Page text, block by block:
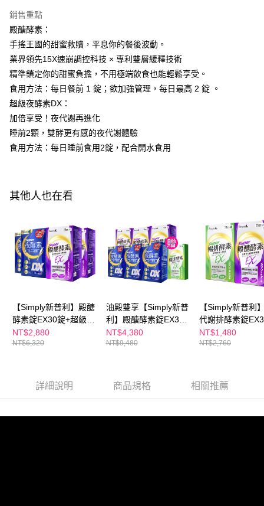
購買商品的店家。未經商家同意取消之訂單仍視為有效，需透過AFTEE先享
後付繳納相關費用。
是否繳費成功／繳費後需取消欲退款等相關疑問，請聯繫「AFTEE先享後付
客戶支援中心」https://netprotections.freshdesk.com/support/home
【注意事項】
１．透過由恩沛科技股份有限公司提供之「AFTEE先享後付」服務完成之交
易，需依本服務之必要範圍內提供個人資料，並將交易相關給付款項請求債
權轉讓予恩沛科技股份有限公司。
２．關於個人資料處理事宜，請瀏覽以下網址：
https://aftee.tw/terms/#terms3
３．未成年的使用者請事先徵得法定代理人或監護人之同意方可使用
請求用戶進行身份認證。
每筆NT$100，滿NT$600(含以上)免運費
付款後萊爾富取貨
每筆NT$100，滿NT$600(含以上)免運費
7-11付款取貨
每筆NT$100，滿NT$600(含以上)免運費
付款後7-11取貨
每筆NT$100，滿NT$600(含以上)免運費
宅配
離島配送
海外配送 查看運費
海外配送(澳門) 查看運費
海外配送(馬來西亞) 查看運費
銷售重點
殿醣酵素：
手搖王國的甜蜜救贖，平息你的餐後波動。
業界領先15X速崩調控科技 × 專利雙層緩釋技術
精準鎖定你的甜蜜負擔，不用極端飲食也能輕鬆享受。
食用方法：每日餐前 1 錠；欲加強管理，每日最高 2 錠 。
超級夜酵素DX：
加倍享受！夜代謝再進化
睡前2顆，雙酵更有感的夜代謝體驗
食用方法：每日睡前食用2錠，配合開水食用
其他人也在看
【Simply新普利】殿醣
酵素錠EX30錠+超級夜
酵素DX30錠(2+2)
NT$2,880
NT$6,320
油殿雙享【Simply新普
利】殿醣酵素錠EX30
錠+超級夜酵素DX30錠
(3+3)贈-排酵素10入
NT$4,380
NT$9,480
【Simply新普利
代謝排酵素錠
+殿醣酵素錠
(1+1)
NT$1,480
NT$2,760
詳細說明 商品規格 相關推薦